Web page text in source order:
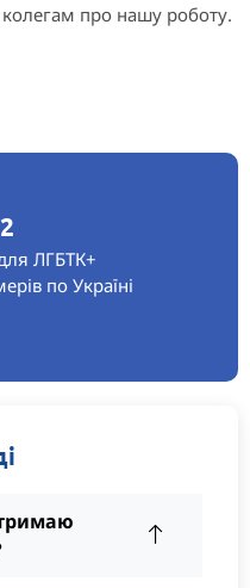
про нашу роботу.
ЛГБТК+
по Україні